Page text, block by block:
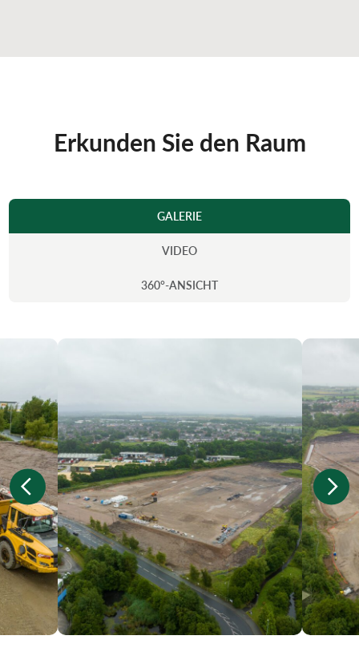
Erkunden Sie den Raum
GALERIE
VIDEO
360°-ANSICHT